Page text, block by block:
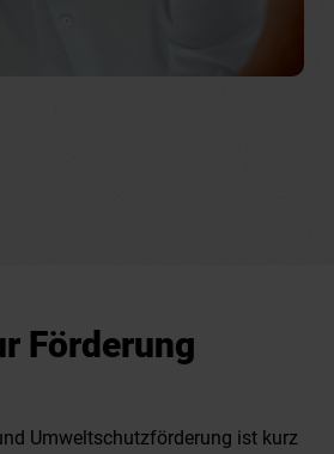
Förderung
Umweltschutzförderung ist kurz